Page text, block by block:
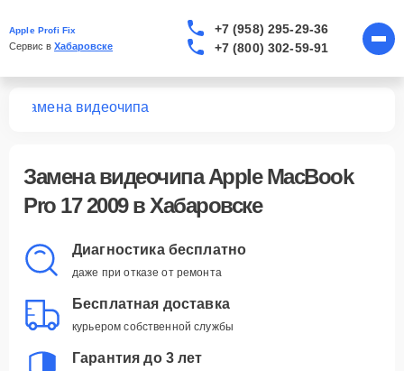
Apple Profi Fix
Сервис в Хабаровске
+7 (958) 295-29-36
+7 (800) 302-59-91
Замена видеочипа
Замена видеочипа Apple MacBook
Pro 17 2009 в Хабаровске
Диагностика бесплатно
даже при отказе от ремонта
Бесплатная доставка
курьером собственной службы
Гарантия до 3 лет